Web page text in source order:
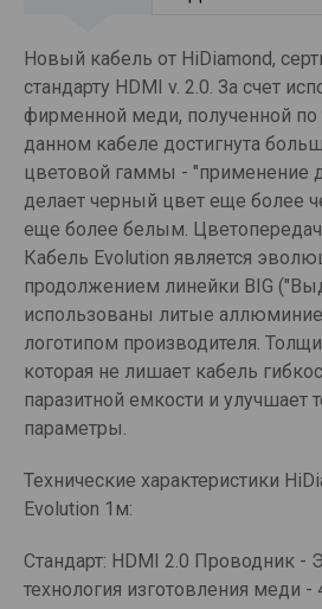
Новый кабель от HiDiamond,
стандарту HDMI v. 2.0. За счет
фирменной меди, полученной по
данном кабеле достигнута
цветовой гаммы - "применение
делает черный цвет еще более
еще более белым.
Кабель Evolution является
продолжением линейки BIG
использованы литые
логотипом производителя.
которая не лишает кабель
паразитной емкости и улучшает
параметры.
Технические характеристики
Evolution 1м:
Стандарт: HDMI 2.0 Проводник -
технология изготовления меди -